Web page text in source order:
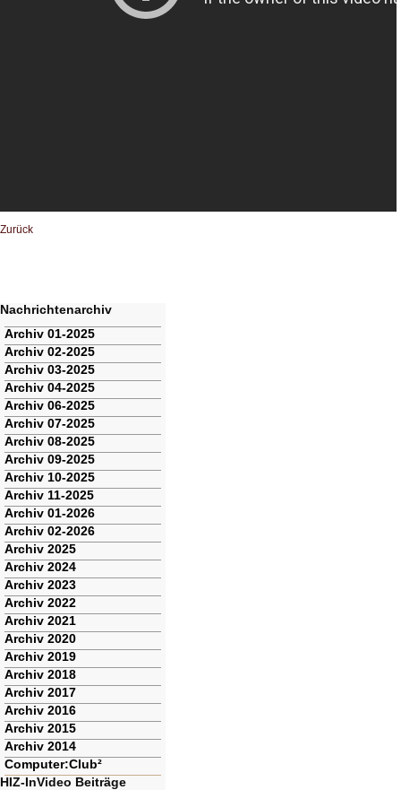
Zurück
Nachrichtenarchiv
Navigation
überspringen
Archiv 01-2025
Archiv 02-2025
Archiv 03-2025
Archiv 04-2025
Archiv 06-2025
Archiv 07-2025
Archiv 08-2025
Archiv 09-2025
Archiv 10-2025
Archiv 11-2025
Archiv 01-2026
Archiv 02-2026
Archiv 2025
Archiv 2024
Archiv 2023
Archiv 2022
Archiv 2021
Archiv 2020
Archiv 2019
Archiv 2018
Archiv 2017
Archiv 2016
Archiv 2015
Archiv 2014
Computer:Club²
HIZ-InVideo Beiträge